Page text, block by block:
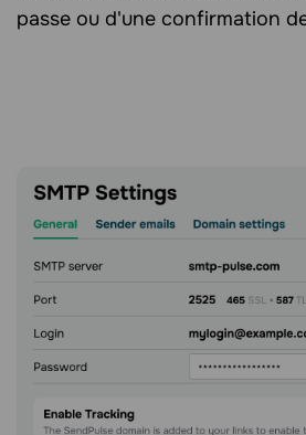
passe ou d'une confirmation